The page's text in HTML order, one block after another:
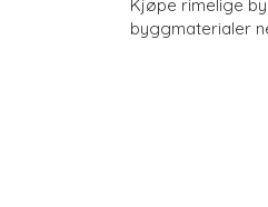
Kjøpe rimelige
byggmaterialer